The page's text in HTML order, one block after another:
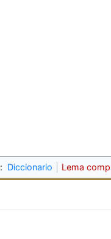
: Diccionario Lema